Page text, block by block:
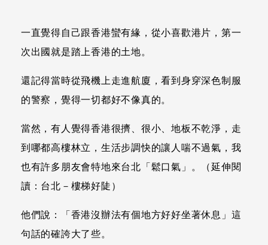
一直覺得自己跟香港蠻有緣，從小喜歡港片，第一
次出國就是踏上香港的土地。
還記得當時從飛機上走進航廈，看到身穿深色制服
的警察，覺得一切都好不像真的。
當然，有人覺得香港很擠、很小、地板不乾淨，走
到哪都高樓林立，生活步調快的讓人喘不過氣，我
也有許多朋友會特地來台北「鬆口氣」。（延伸閱
讀：台北－樓梯好陡）
他們說：「香港沒辦法有個地方好好坐著休息」這
句話的確誇大了些。